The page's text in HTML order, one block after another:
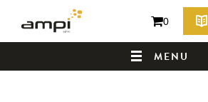
MENU
0